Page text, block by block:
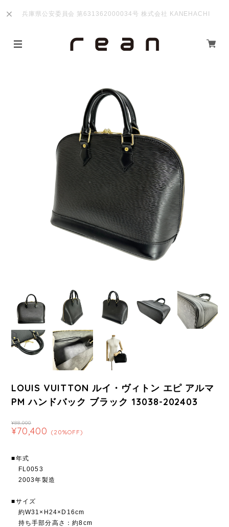
兵庫県公安委員会 第631362000034号 株式会社 KANEHACHI
LOUIS VUITTON ルイ・ヴィトン エピ アルマ
PM ハンドバック ブラック 13038-202403
¥88,000
¥70,400 (20%OFF)
■年式
FL0053
2003年製造
■サイズ
約W31×H24×D16cm
持ち手部分高さ：約8cm